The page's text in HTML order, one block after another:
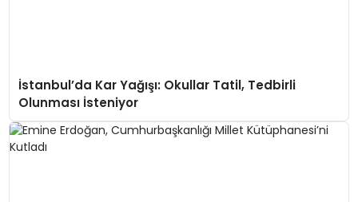
İstanbul’da Kar Yağışı: Okullar Tatil, Tedbirli
Olunması İsteniyor